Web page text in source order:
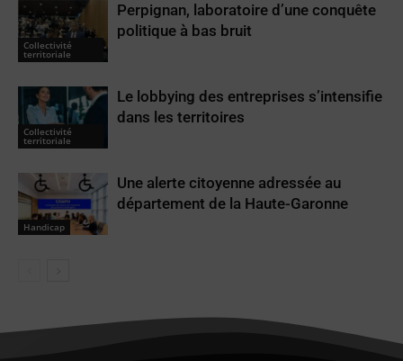
Collectivité
territoriale
Perpignan, laboratoire d’une conquête
politique à bas bruit
Collectivité
territoriale
Le lobbying des entreprises s’intensifie
dans les territoires
Handicap
Une alerte citoyenne adressée au
département de la Haute-Garonne